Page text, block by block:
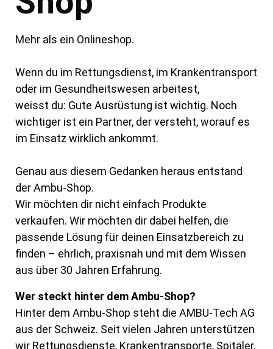
Mehr als ein Onlineshop.
Wenn du im Rettungsdienst, im Krankentransport
oder im Gesundheitswesen arbeitest,
weisst du: Gute Ausrüstung ist wichtig. Noch
wichtiger ist ein Partner, der versteht,worauf es
im Einsatz wirklich ankommt.
Genau aus diesem Gedanken heraus entstand
der Ambu-Shop.
Wir möchten dir nicht einfach Produkte
verkaufen. Wir möchten dir dabei helfen, die
passende Lösung für deinen Einsatzbereich zu
finden – ehrlich, praxisnah und mit dem Wissen
aus über 30 Jahren Erfahrung.
Wer steckt hinter dem Ambu-Shop?
Hinter dem Ambu-Shop steht die AMBU-Tech AG
aus der Schweiz. Seit vielen Jahren unterstützen
wir Rettungsdienste, Krankentransporte, Spitäler,